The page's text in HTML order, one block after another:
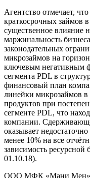
Агентство отмечает,
краткосрочных займов
существенное влияние
маржинальность
законодательных
микрозаймов на
ключевым негативным
сегмента PDL в
финансовый план
линейки микрозаймов в
продуктов при
сегменте PDL, что
компании.
оказывает
менее 10% на все
зависимость ресурсной
01.10.18).
ООО МФК «Мани Мен»